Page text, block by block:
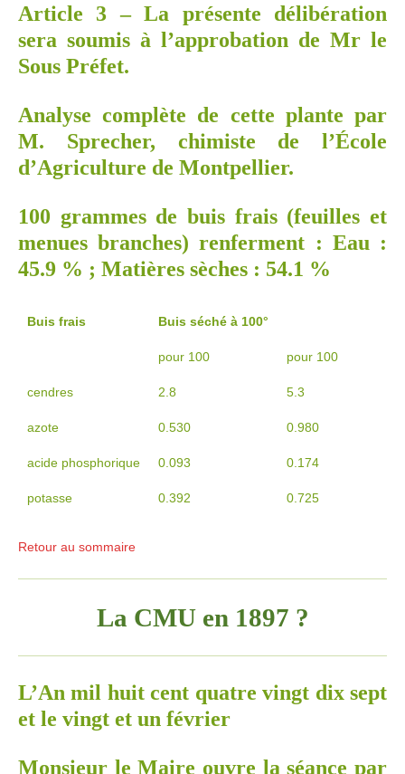
Article 3 – La présente délibération
sera soumis à l’approbation de Mr le
Sous Préfet.
Analyse complète de cette plante par
M. Sprecher, chimiste de l’École
d’Agriculture de Montpellier.
100 grammes de buis frais (feuilles et
menues branches) renferment : Eau :
45.9 % ; Matières sèches : 54.1 %
Buis frais Buis séché à 100°
pour 100 pour 100
cendres 2.8 5.3
azote 0.530 0.980
acide phosphorique 0.093 0.174
potasse 0.392 0.725
Retour au sommaire
La CMU en 1897 ?
L’An mil huit cent quatre vingt dix sept
et le vingt et un février
Monsieur le Maire ouvre la séance par